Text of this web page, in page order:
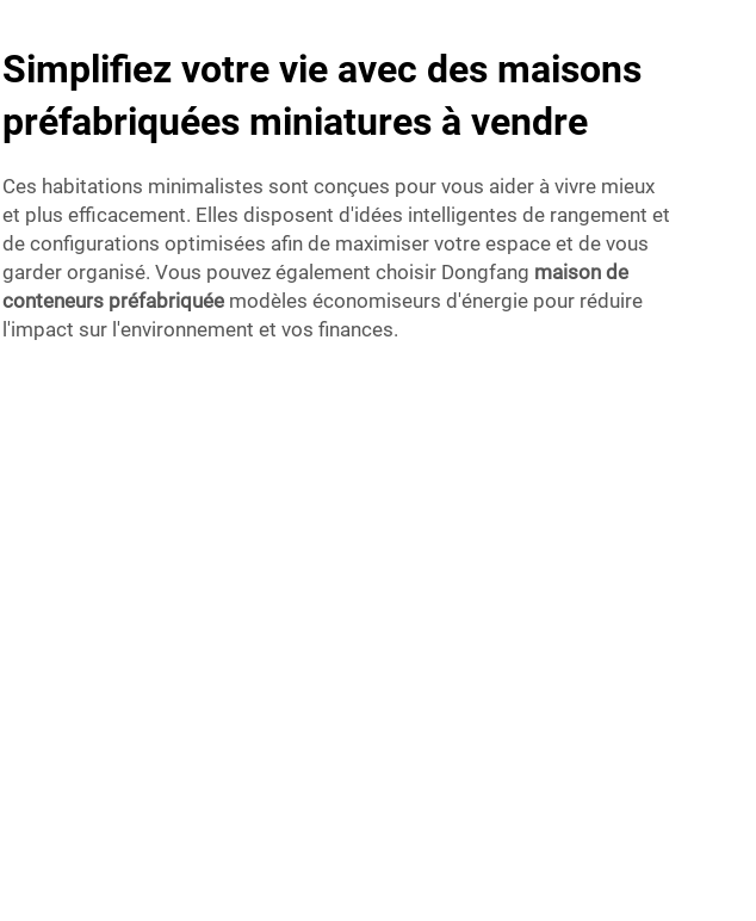
Simplifiez votre vie avec des maisons
préfabriquées miniatures à vendre
Ces habitations minimalistes sont conçues pour vous aider à vivre mieux
et plus efficacement. Elles disposent d'idées intelligentes de rangement et
de configurations optimisées afin de maximiser votre espace et de vous
garder organisé. Vous pouvez également choisir Dongfang maison de
conteneurs préfabriquée modèles économiseurs d'énergie pour réduire
l'impact sur l'environnement et vos finances.